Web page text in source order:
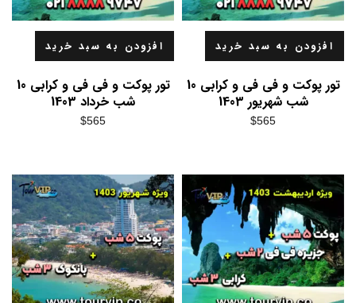
افزودن به سبد خرید
تور پوکت و فی فی و کرابی 10
شب شهریور 1403
$565
افزودن به سبد خرید
تور پوکت و فی فی و کرابی 10
شب خرداد 1403
$565